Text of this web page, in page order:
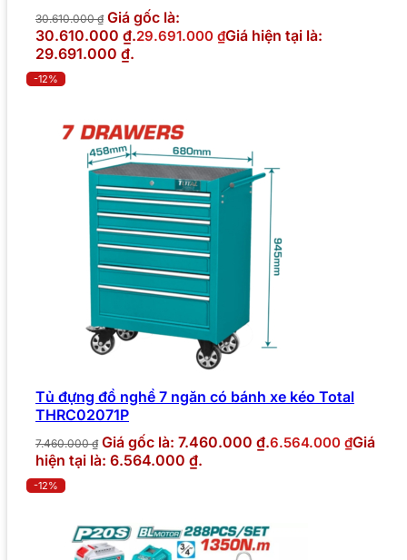
30.610.000₫ Giá gốc là:
30.610.000 ₫.29.691.000 ₫Giá hiện tại là:
29.691.000 ₫.
-12%
Tủ đựng đồ nghề 7 ngăn có bánh xe kéo Total
THRC02071P
7.460.000₫ Giá gốc là: 7.460.000 ₫.6.564.000 ₫Giá
hiện tại là: 6.564.000 ₫.
-12%